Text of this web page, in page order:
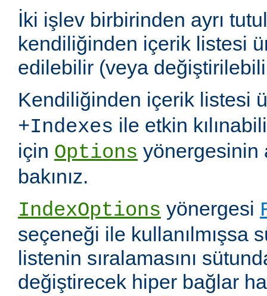
İki işlev birbirinden ayrı
kendiliğinden içerik listesi
edilebilir (veya
Kendiliğinden içerik listesi
+Indexes ile etkin
için Options yönergesinin
bakınız.
IndexOptions yönergesi
seçeneği ile kullanılmışsa
listenin sıralamasını
değiştirecek hiper bağlar